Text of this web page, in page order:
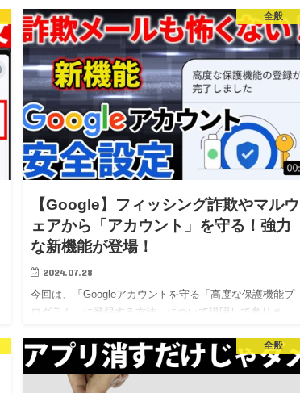
策」について詳しく解説して参ります。 既に万全な対策
を取っているという方もいらっしゃるかもしれません
が、「Go…
全般
【Google】フィッシング詐欺やマルウ
ェアから「アカウント」を守る！強力
な新機能が登場！
2024.07.28
今回は、「Googleアカウントを守る「高度な保護機能プ
ログラム」に登録する方法」について説明して参りま
ー」の登録が不可欠になります。 「パスキー」と言われ
ても、想像がつ…
全般